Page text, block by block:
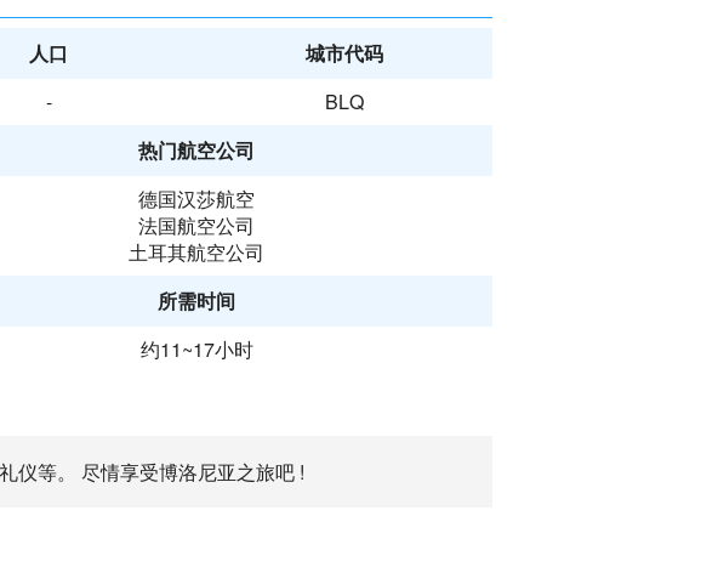
人口
城市代码
-
BLQ
热门航空公司
德国汉莎航空
法国航空公司
土耳其航空公司
所需时间
约11~17小时
仪等。 尽情享受博洛尼亚之旅吧 !